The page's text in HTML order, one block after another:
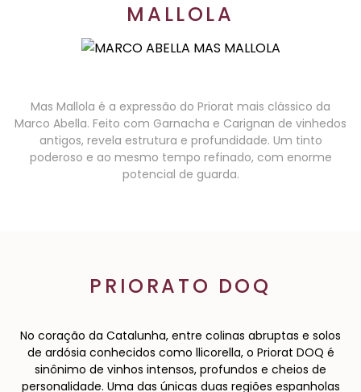
MALLOLA
Mas Mallola é a expressão do Priorat mais clássico da
Marco Abella. Feito com Garnacha e Carignan de vinhedos
antigos, revela estrutura e profundidade. Um tinto
poderoso e ao mesmo tempo refinado, com enorme
potencial de guarda.
PRIORATO DOQ
No coração da Catalunha, entre colinas abruptas e solos
de ardósia conhecidos como llicorella, o Priorat DOQ é
sinônimo de vinhos intensos, profundos e cheios de
personalidade. Uma das únicas duas regiões espanholas